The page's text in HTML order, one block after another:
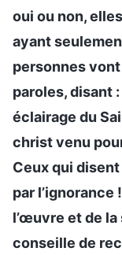
oui ou non,
ayant
personnes
paroles, disant :
éclairage du
christ venu
Ceux qui
par l’ignorance
l’œuvre et de la
conseille de